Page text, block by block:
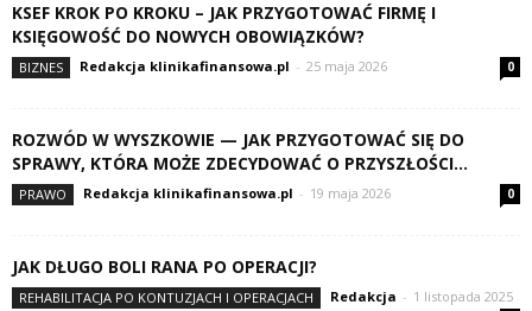
KSEF KROK PO KROKU – JAK PRZYGOTOWAĆ FIRMĘ I
KSIĘGOWOŚĆ DO NOWYCH OBOWIĄZKÓW?
BIZNES Redakcja klinikafinansowa.pl - 25 maja 2026 0
ROZWÓD W WYSZKOWIE — JAK PRZYGOTOWAĆ SIĘ DO
SPRAWY, KTÓRA MOŻE ZDECYDOWAĆ O PRZYSZŁOŚCI...
PRAWO Redakcja klinikafinansowa.pl - 19 maja 2026 0
JAK DŁUGO BOLI RANA PO OPERACJI?
REHABILITACJA PO KONTUZJACH I OPERACJACH Redakcja - 1 listopada 2025